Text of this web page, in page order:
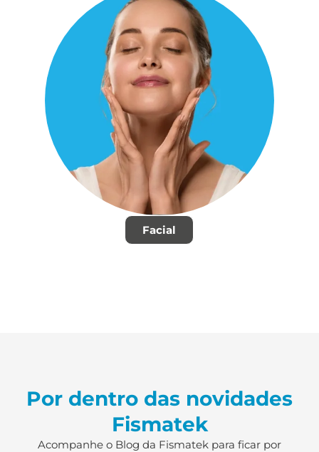
Facial
Por dentro das novidades
Fismatek
Acompanhe o Blog da Fismatek para ficar por